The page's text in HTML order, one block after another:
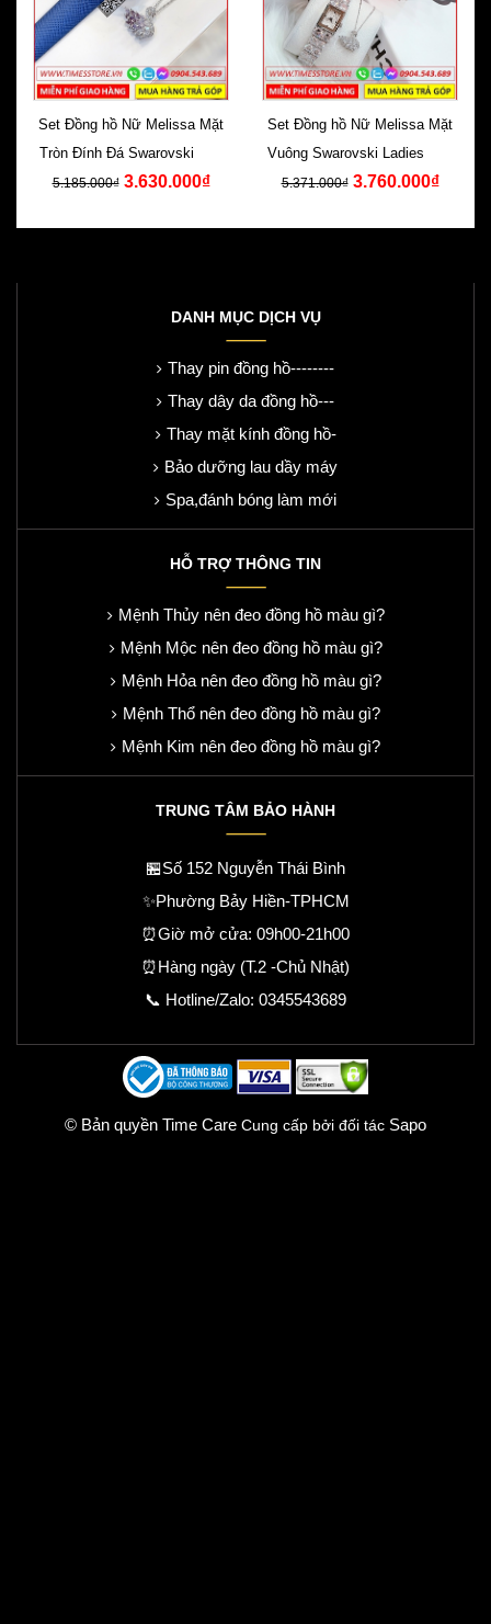
Set Đồng hồ Nữ Melissa Mặt
Tròn Đính Đá Swarovski Dây
Da Xanh
5.185.000₫ 3.630.000₫
Set Đồng hồ Nữ Melissa Mặt
Vuông Swarovski Ladies Dây
Lắc Tay
5.371.000₫ 3.760.000₫
DANH MỤC DỊCH VỤ
Thay pin đồng hồ--------
Thay dây da đồng hồ---
Thay mặt kính đồng hồ-
Bảo dưỡng lau dầy máy
Spa,đánh bóng làm mới
HỖ TRỢ THÔNG TIN
Mệnh Thủy nên đeo đồng hồ màu gì?
Mệnh Mộc nên đeo đồng hồ màu gì?
Mệnh Hỏa nên đeo đồng hồ màu gì?
Mệnh Thổ nên đeo đồng hồ màu gì?
Mệnh Kim nên đeo đồng hồ màu gì?
TRUNG TÂM BẢO HÀNH
🏪Số 152 Nguyễn Thái Bình
✨Phường Bảy Hiền-TPHCM
⏰Giờ mở cửa: 09h00-21h00
⏰Hàng ngày (T.2 -Chủ Nhật)
📞 Hotline/Zalo: 0345543689
© Bản quyền Time Care Cung cấp bởi đối tác Sapo